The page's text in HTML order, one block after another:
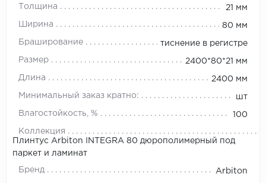
Толщина 21 мм
Ширина 80 мм
Браширование тиснение в регистре
Размер 2400*80*21 мм
Длина 2400 мм
Минимальный заказ кратно: шт
Влагостойкость, % 100
Коллекция
Плинтус Arbiton INTEGRA 80 дюрополимерный под
паркет и ламинат
Бренд Arbiton